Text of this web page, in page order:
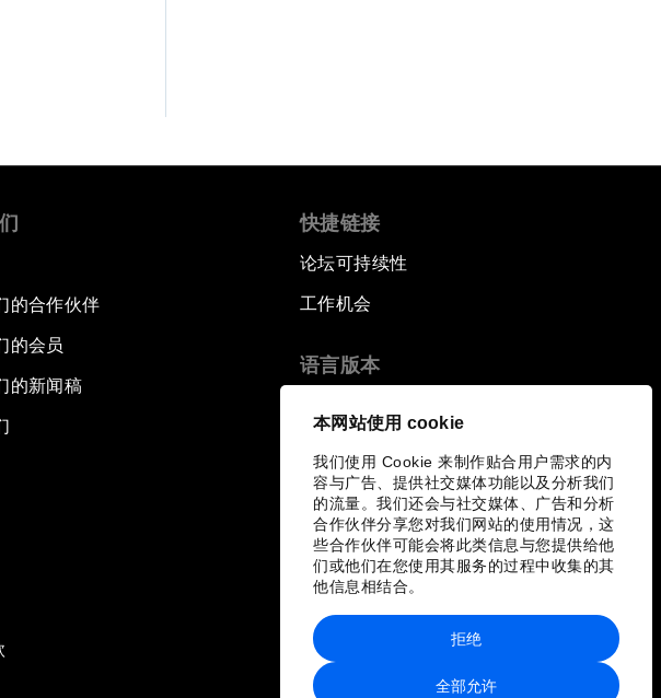
本网站使用 cookie
我们使用 Cookie 来制作贴合用户需求的内
容与广告、提供社交媒体功能以及分析我们
的流量。我们还会与社交媒体、广告和分析
合作伙伴分享您对我们网站的使用情况，这
些合作伙伴可能会将此类信息与您提供给他
们或他们在您使用其服务的过程中收集的其
他信息相结合。
全部允许
拒绝
的合作伙伴
的会员
的新闻稿
快捷链接
论坛可持续性
工作机会
语言版本